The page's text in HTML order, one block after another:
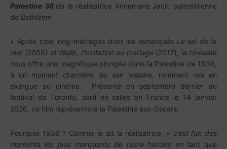
Palestine 36 de la réalisatrice Annemarie Jacir, palestinienne
de Bethléem
« Après trois long-métrages dont les remarqués Le sel de la
mer (2008) et Wajib, l’invitation au mariage(2017), la cinéaste
nous offre une magnifique plongée dans la Palestine de 1936,
à un moment charnière de son histoire, rarement mis en
exergue au cinéma. Présenté en septembre dernier au
festival de Toronto, sorti en salles en France le 14 janvier
2026, ce film représentera la Palestine aux Oscars.
Pourquoi 1936 ? Comme le dit la réalisatrice, « c’est l’un des
moments les plus marquants de notre histoire en tant que